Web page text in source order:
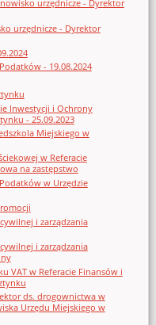
urzędnicze - Dyrektor
urzędnicze - Dyrektor
- 19.08.2024
Inwestycji i Ochrony
- 25.09.2023
Miejskiego w
w Referacie
na zastępstwo
w Urzędzie
i zarządzania
i zarządzania
VAT w Referacie Finansów i
ds. drogownictwa w
Urzędu Miejskiego w